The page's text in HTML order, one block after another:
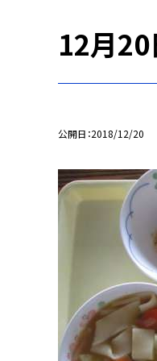
12月
公開日 2018/12/20